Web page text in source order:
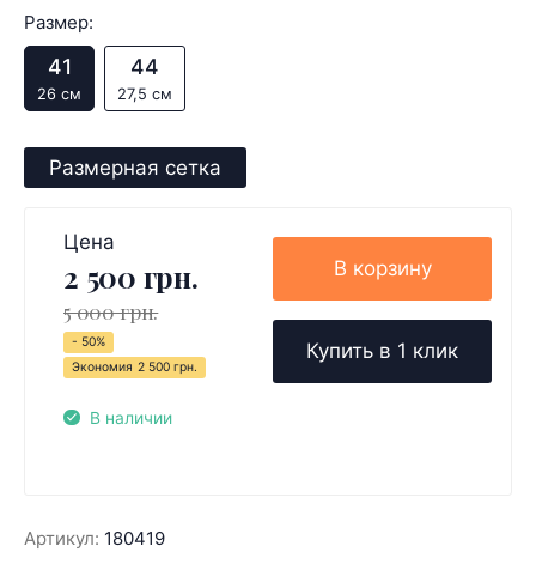
Размер:
41
26 см
44
27,5 см
Размерная сетка
Цена
2 500 грн.
5 000 грн.
- 50%
Экономия 2 500 грн.
В наличии
В корзину
Купить в 1 клик
Артикул: 180419